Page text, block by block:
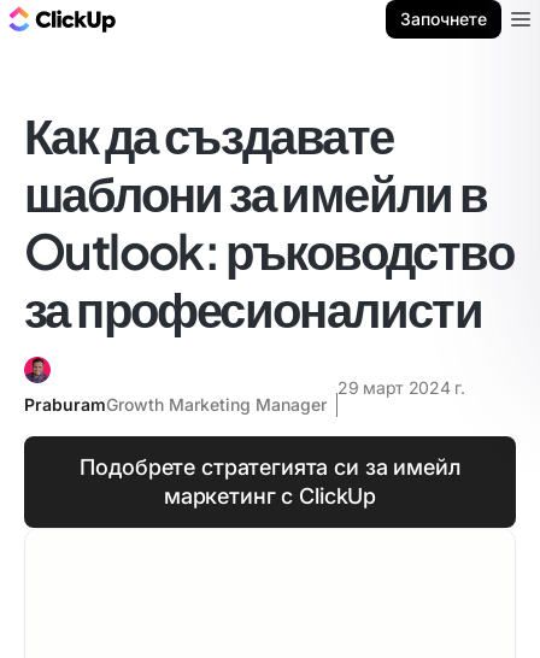
Започнете
Как да създавате
шаблони за имейли в
Outlook: ръководство
за професионалисти
PraburamGrowth Marketing Manager
29 март 2024 г.
Подобрете стратегията си за имейл
маркетинг с ClickUp